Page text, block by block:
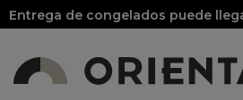
Entrega de congelados puede